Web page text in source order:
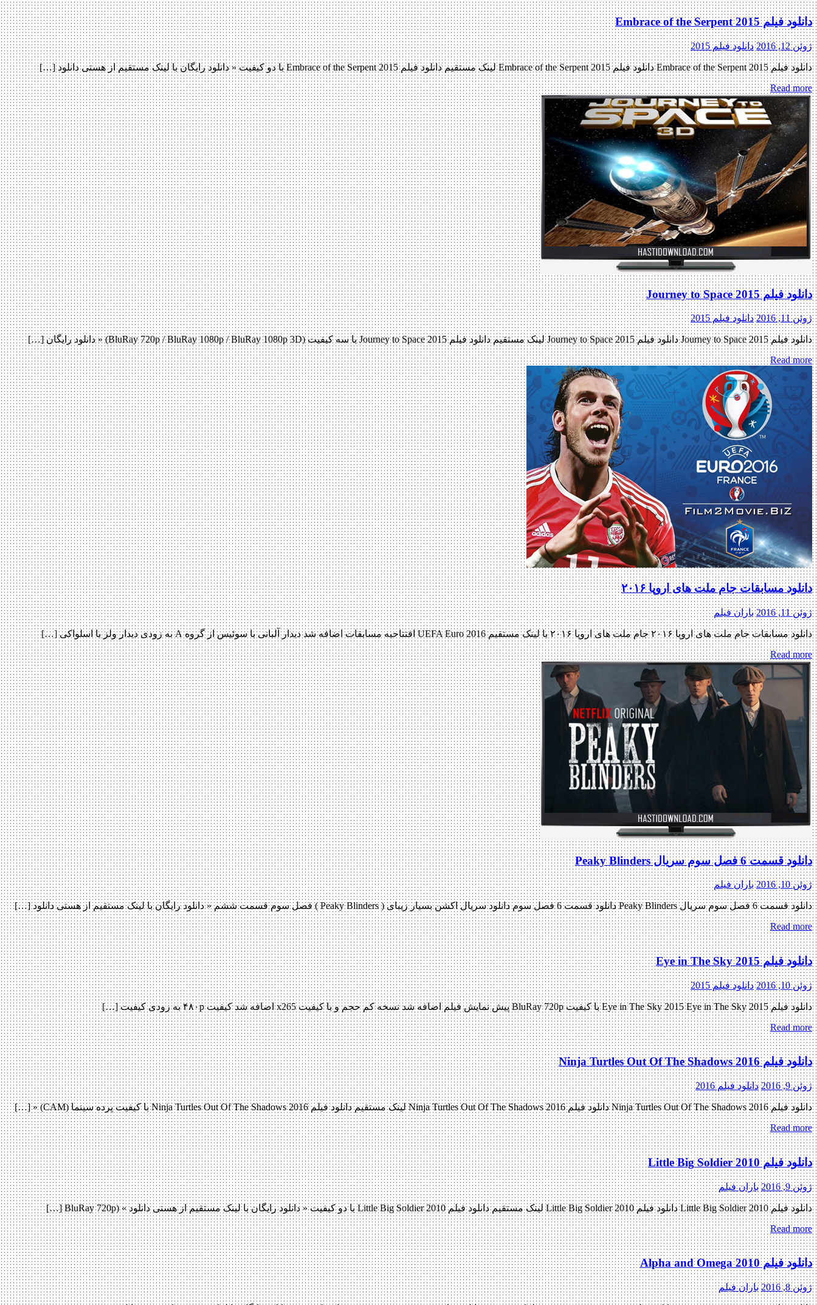
دانلود فیلم Embrace of the Serpent 2015
ژوئن 12, 2016 دانلود فیلم 2015
دانلود فیلم Embrace of the Serpent 2015 دانلود فیلم Embrace of the Serpent 2015 لینک مستقیم دانلود فیلم Embrace of the Serpent 2015 با دو کیفیت « دانلود رایگان با لینک مستقیم از هستی دانلود […]
Read more
دانلود فیلم Journey to Space 2015
ژوئن 11, 2016 دانلود فیلم 2015
دانلود فیلم Journey to Space 2015 دانلود فیلم Journey to Space 2015 لینک مستقیم دانلود فیلم Journey to Space 2015 با سه کیفیت (BluRay 720p / BluRay 1080p / BluRay 1080p 3D) « دانلود رایگان […]
Read more
دانلود مسابقات جام ملت ‌های اروپا ۲۰۱۶
ژوئن 11, 2016 باران فیلم
دانلود مسابقات جام ملت ‌های اروپا ۲۰۱۶ جام ملت ‌های اروپا ۲۰۱۶ با لینک مستقیم UEFA Euro 2016 افتتاحیه مسابقات اضافه شد دیدار آلبانی با سوئیس از گروه A به زودی دیدار ولز با اسلواکی […]
Read more
دانلود قسمت 6 فصل سوم سریال Peaky Blinders
ژوئن 10, 2016 باران فیلم
دانلود قسمت 6 فصل سوم سریال Peaky Blinders دانلود قسمت 6 فصل سوم دانلود سریال اکشن بسیار زیبای ( Peaky Blinders ) فصل سوم قسمت ششم « دانلود رایگان با لینک مستقیم از هستی دانلود […]
Read more
دانلود فیلم Eye in The Sky 2015
ژوئن 10, 2016 دانلود فیلم 2015
دانلود فیلم Eye in The Sky 2015 Eye in The Sky 2015 با کیفیت BluRay 720p پیش نمایش فیلم اضافه شد نسخه کم حجم و با کیفیت x265 اضافه شد کیفیت ۴۸۰p به زودی کیفیت […]
Read more
دانلود فیلم Ninja Turtles Out Of The Shadows 2016
ژوئن 9, 2016 دانلود فیلم 2016
دانلود فیلم Ninja Turtles Out Of The Shadows 2016 دانلود فیلم Ninja Turtles Out Of The Shadows 2016 لینک مستقیم دانلود فیلم Ninja Turtles Out Of The Shadows 2016 با کیفیت پرده سینما (CAM) « […]
Read more
دانلود فیلم Little Big Soldier 2010
ژوئن 9, 2016 باران فیلم
دانلود فیلم Little Big Soldier 2010 دانلود فیلم Little Big Soldier 2010 لینک مستقیم دانلود فیلم Little Big Soldier 2010 با دو کیفیت « دانلود رایگان با لینک مستقیم از هستی دانلود » (BluRay 720p […]
Read more
دانلود فیلم Alpha and Omega 2010
ژوئن 8, 2016 باران فیلم